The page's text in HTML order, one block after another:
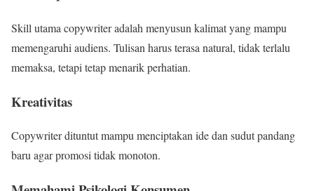
Skill utama copywriter adalah menyusun kalimat yang mampu
memengaruhi audiens. Tulisan harus terasa natural, tidak terlalu
memaksa, tetapi tetap menarik perhatian.
Kreativitas
Copywriter dituntut mampu menciptakan ide dan sudut pandang
baru agar promosi tidak monoton.